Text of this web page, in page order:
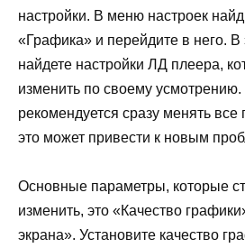
настройки. В меню настроек
«Графика» и перейдите в него. В
найдете настройки ЛД плеера,
изменить по своему
рекомендуется сразу менять все
это может привести к новым
Основные параметры, которые
изменить, это «Качество
экрана». Установите качество